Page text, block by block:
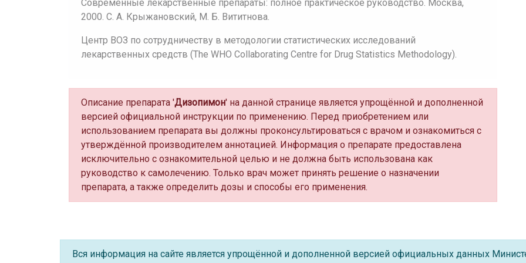
Современные лекарственные препараты: полное практическое руководство. Москва,
2000. С. А. Крыжановский, М. Б. Вититнова.
Центр ВОЗ по сотрудничеству в методологии статистических исследований
лекарственных средств (The WHO Collaborating Centre for Drug Statistics Methodology).
Описание препарата 'Дизопимон' на данной странице является упрощённой и дополненной
версией официальной инструкции по применению. Перед приобретением или
использованием препарата вы должны проконсультироваться с врачом и ознакомиться с
утверждённой производителем аннотацией. Информация о препарате предоставлена
исключительно с ознакомительной целью и не должна быть использована как
руководство к самолечению. Только врач может принять решение о назначении
препарата, а также определить дозы и способы его применения.
Вся информация на сайте является упрощённой и дополненной версией официальных данных